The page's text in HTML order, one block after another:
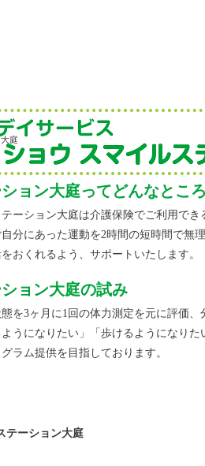
庭
ョン大庭ってどんなとこ
ーション大庭は介護保険でご利用でき
分にあった運動を2時間の短時間で無
おくれるよう、サポートいたします。
ョン大庭の試み
を3ヶ月に1回の体力測定を元に評価
うになりたい」「歩けるようになり
ラム提供を目指しております。
テーション大庭